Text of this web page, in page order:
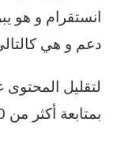
انستقرام و هو
دعم و هي
لتقليل
بمتابعة أكثر من 7500 شخص.